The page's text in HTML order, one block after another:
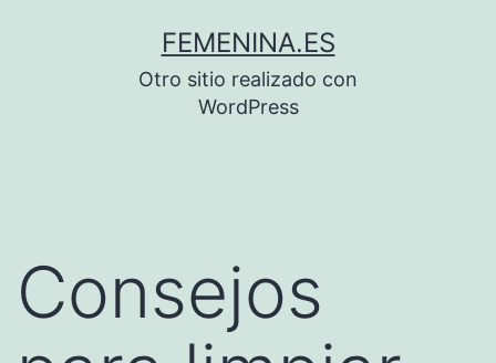
FEMENINA.ES
Otro sitio realizado con
WordPress
Consejos